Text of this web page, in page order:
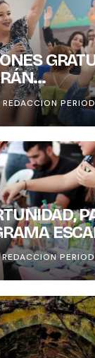
Y
BLANDAS
REDACCION
REDACCION